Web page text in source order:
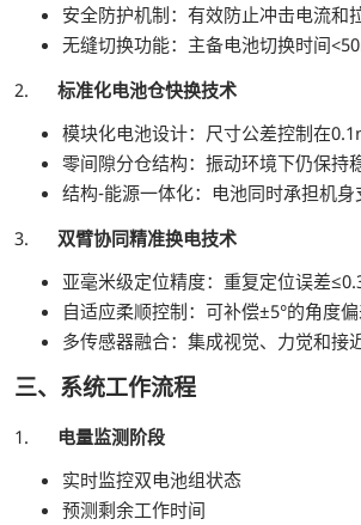
安全防护机制：有效防止冲击电流和
无缝切换功能：主备电池切换时间
2. 标准化电池仓快换技术
模块化电池设计：尺寸公差控制在
零间隙分仓结构：振动环境下仍保持
结构-能源一体化：电池同时承担机身
3. 双臂协同精准换电技术
亚毫米级定位精度：重复定位误差
自适应柔顺控制：可补偿±5°的角度
多传感器融合：集成视觉、力觉和接
三、系统工作流程
1. 电量监测阶段
实时监控双电池组状态
预测剩余工作时间